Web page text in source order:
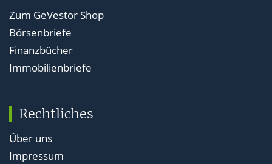
Zum GeVestor Shop
Börsenbriefe
Finanzbücher
Immobilienbriefe
Rechtliches
Über uns
Impressum